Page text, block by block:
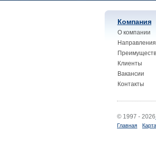
Компания
О компании
Клиенты
Вакансии
Контакты
© 1997 - 2026
Главная